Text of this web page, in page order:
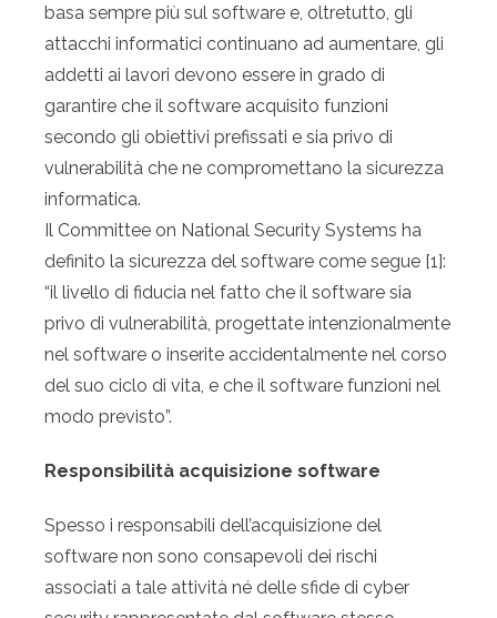
basa sempre più sul software e, oltretutto, gli
attacchi informatici continuano ad aumentare, gli
addetti ai lavori devono essere in grado di
garantire che il software acquisito funzioni
secondo gli obiettivi prefissati e sia privo di
vulnerabilità che ne compromettano la sicurezza
informatica.
Il Committee on National Security Systems ha
definito la sicurezza del software come segue [1]:
“il livello di fiducia nel fatto che il software sia
privo di vulnerabilità, progettate intenzionalmente
nel software o inserite accidentalmente nel corso
del suo ciclo di vita, e che il software funzioni nel
modo previsto”.
Responsibilità acquisizione software
Spesso i responsabili dell’acquisizione del
software non sono consapevoli dei rischi
associati a tale attività né delle sfide di cyber